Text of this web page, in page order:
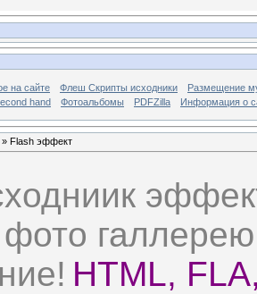
на сайте Флеш Скрипты исходники
Размещение
hand
Фотоальбомы PDFZilla Информация о
» Flash эффект
фото
HTML,